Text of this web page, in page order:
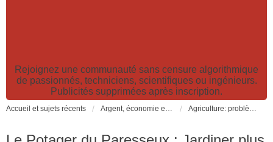
Rejoignez une communauté sans censure algorithmique
de passionnés, techniciens, scientifiques ou ingénieurs.
Publicités supprimées après inscription.
Accueil et sujets récents Argent, économie et finance. Alimentation et agriculture. Développement durable, pollution de l'air et catastrophes. Gestion des déchets. Agriculture: problèmes et pollutions, nouvelles techniques et solutions